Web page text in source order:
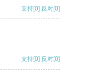
支持[0] 反对[0]
支持[0] 反对[0]